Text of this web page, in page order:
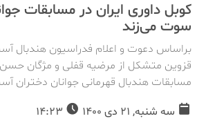
کوبل داوری ایران در مسابقات
سوت می‌زند
براساس دعوت و اعلام فدراسیون هندبال
قزوین متشکل از مرضیه قفلی و مژگان
مسابقات هندبال قهرمانی جوانان دختران
سه شنبه, 21 دی 1400